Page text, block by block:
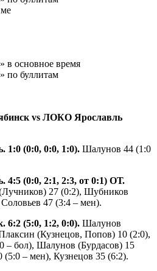
в основное время
по буллитам
vs ЛОКО Ярославль
1:0 (0:0, 0:0, 1:0). Шалунов 44 (1:0
4:5 (0:0, 2:1, 2:3, от 0:1) ОТ.
27 (0:2), Шубников
47 (3:4 – мен).
6:2 (5:0, 1:2, 0:0). Шалунов
(Кузнецов, Попов) 10 (2:0),
– бол), Шалунов (Бурдасов) 15
– мен), Кузнецов 35 (6:2).